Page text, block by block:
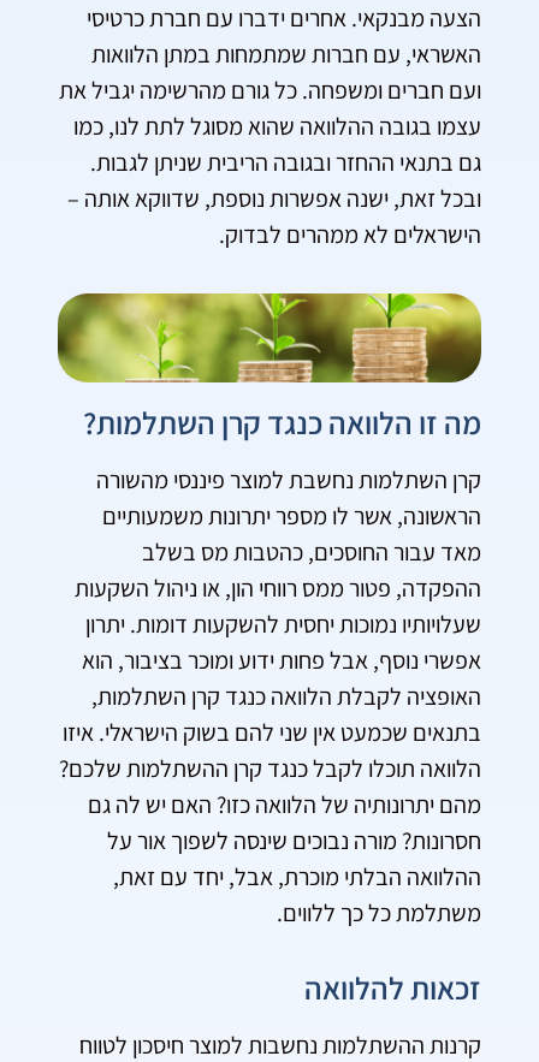
הצעה מבנקאי. אחרים ידברו עם חברת כרטיסי
האשראי, עם חברות שמתמחות במתן הלוואות
ועם חברים ומשפחה. כל גורם מהרשימה יגביל את
עצמו בגובה ההלוואה שהוא מסוגל לתת לנו, כמו
גם בתנאי ההחזר ובגובה הריבית שניתן לגבות.
ובכל זאת, ישנה אפשרות נוספת, שדווקא אותה –
הישראלים לא ממהרים לבדוק.
מה זו הלוואה כנגד קרן השתלמות?
קרן השתלמות נחשבת למוצר פיננסי מהשורה
הראשונה, אשר לו מספר יתרונות משמעותיים
מאד עבור החוסכים, כהטבות מס בשלב
ההפקדה, פטור ממס רווחי הון, או ניהול השקעות
שעלויותיו נמוכות יחסית להשקעות דומות. יתרון
אפשרי נוסף, אבל פחות ידוע ומוכר בציבור, הוא
האופציה לקבלת הלוואה כנגד קרן השתלמות,
בתנאים שכמעט אין שני להם בשוק הישראלי. איזו
הלוואה תוכלו לקבל כנגד קרן ההשתלמות שלכם?
מהם יתרונותיה של הלוואה כזו? האם יש לה גם
חסרונות? מורה נבוכים שינסה לשפוך אור על
ההלוואה הבלתי מוכרת, אבל, יחד עם זאת,
משתלמת כל כך ללווים.
זכאות להלוואה
קרנות ההשתלמות נחשבות למוצר חיסכון לטווח